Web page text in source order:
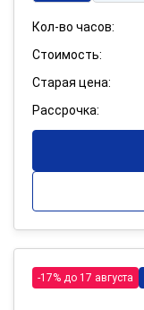
Кол-во часов:
Стоимость:
Старая цена:
Рассрочка:
-17% до 17 августа